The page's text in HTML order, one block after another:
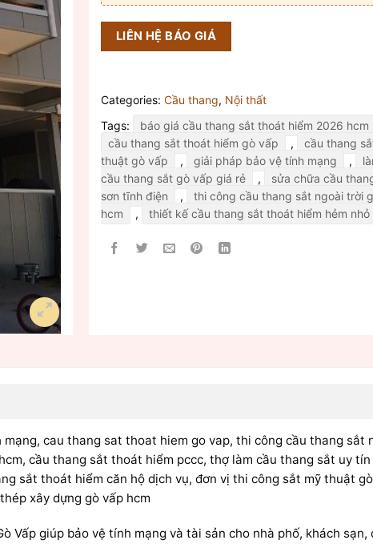
LIÊN HỆ BÁO GIÁ
Categories: Cầu thang, Nội thất
Tags:
báo giá cầu thang sắt thoát hiểm 2026 hcm
cầu thang sắt thoát hiểm gò vấp
, cầu thang
thuật gò vấp
, giải pháp bảo vệ tính mạng ,
cầu thang sắt gò vấp giá rẻ
, sửa chữa cầu
sơn tĩnh điện
, thi công cầu thang sắt ngoài trời
hcm
, thiết kế cầu thang sắt thoát hiểm hẻm nhỏ
cau thang sat thoat hiem go vap, thi công cầu thang sắt
cầu thang sắt thoát hiểm pccc, thợ làm cầu thang sắt uy
sắt thoát hiểm căn hộ dịch vụ, đơn vị thi công sắt mỹ thuật
xây dựng gò vấp hcm
Vấp giúp bảo vệ tính mạng và tài sản cho nhà phố, khách